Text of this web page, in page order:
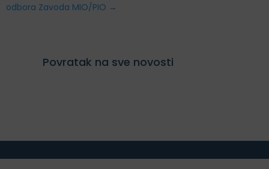
odbora Zavoda MIO/PIO →
Povratak na sve novosti